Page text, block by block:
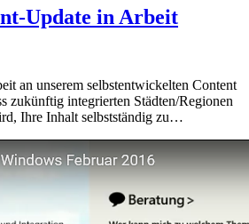
Update in Arbeit
an unserem selbstentwickelten Content
zukünftig integrierten Städten/Regionen
Ihre Inhalt selbstständig zu…